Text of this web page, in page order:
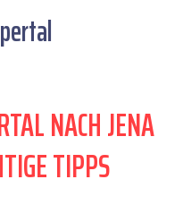
NACH JENA
TIPPS